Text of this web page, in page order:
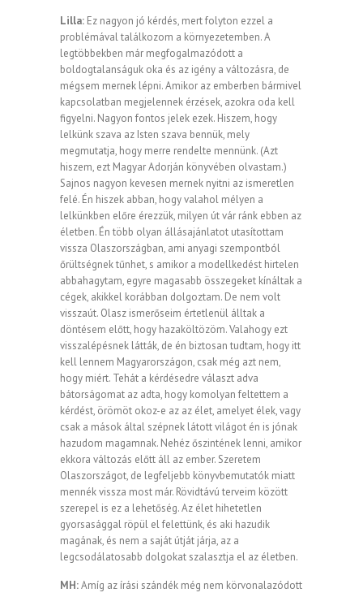
Lilla: Ez nagyon jó kérdés, mert folyton ezzel a
problémával találkozom a környezetemben. A
legtöbbekben már megfogalmazódott a
boldogtalanságuk oka és az igény a változásra, de
mégsem mernek lépni. Amikor az emberben bármivel
kapcsolatban megjelennek érzések, azokra oda kell
figyelni. Nagyon fontos jelek ezek. Hiszem, hogy
lelkünk szava az Isten szava bennük, mely
megmutatja, hogy merre rendelte mennünk. (Azt
hiszem, ezt Magyar Adorján könyvében olvastam.)
Sajnos nagyon kevesen mernek nyitni az ismeretlen
felé. Én hiszek abban, hogy valahol mélyen a
lelkünkben előre érezzük, milyen út vár ránk ebben az
életben. Én több olyan állásajánlatot utasítottam
vissza Olaszországban, ami anyagi szempontból
őrültségnek tűnhet, s amikor a modellkedést hirtelen
abbahagytam, egyre magasabb összegeket kínáltak a
cégek, akikkel korábban dolgoztam. De nem volt
visszaút. Olasz ismerőseim értetlenül álltak a
döntésem előtt, hogy hazaköltözöm. Valahogy ezt
visszalépésnek látták, de én biztosan tudtam, hogy itt
kell lennem Magyarországon, csak még azt nem,
hogy miért. Tehát a kérdésedre választ adva
bátorságomat az adta, hogy komolyan feltettem a
kérdést, örömöt okoz-e az az élet, amelyet élek, vagy
csak a mások által szépnek látott világot én is jónak
hazudom magamnak. Nehéz őszintének lenni, amikor
ekkora változás előtt áll az ember. Szeretem
Olaszországot, de legfeljebb könyvbemutatók miatt
mennék vissza most már. Rövidtávú terveim között
szerepel is ez a lehetőség. Az élet hihetetlen
gyorsasággal röpül el felettünk, és aki hazudik
magának, és nem a saját útját járja, az a
legcsodálatosabb dolgokat szalasztja el az életben.
MH:Amíg az írási szándék még nem körvonalazódott